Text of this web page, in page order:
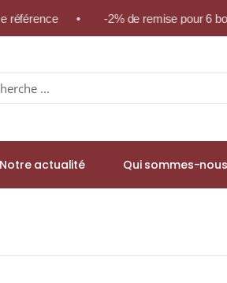
• -2% de remise pour 6
Notre actualité Qui sommes-